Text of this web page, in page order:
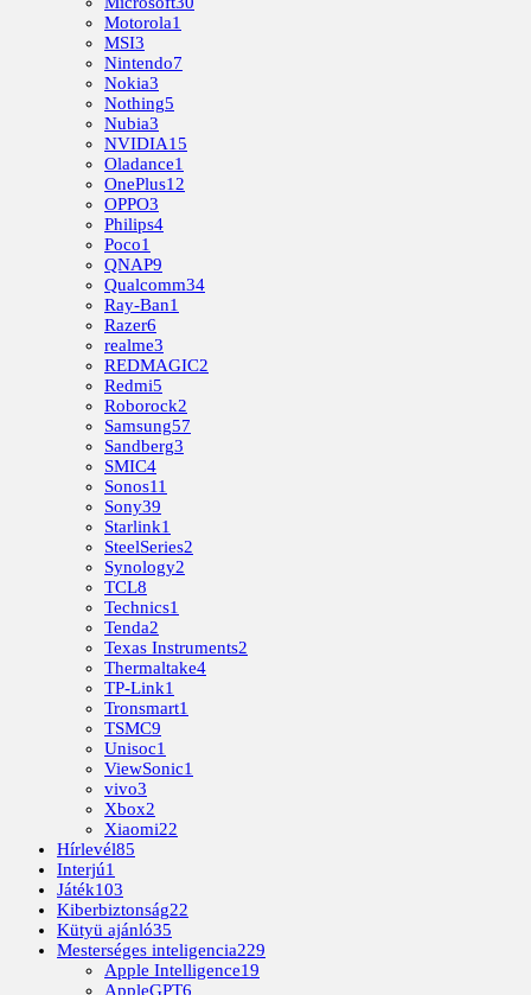
Motorola1
MSI3
Nintendo7
Nokia3
Nothing5
Nubia3
NVIDIA15
Oladance1
OnePlus12
OPPO3
Philips4
Poco1
QNAP9
Qualcomm34
Ray-Ban1
Razer6
realme3
REDMAGIC2
Redmi5
Roborock2
Samsung57
Sandberg3
SMIC4
Sonos11
Sony39
Starlink1
SteelSeries2
Synology2
TCL8
Technics1
Tenda2
Texas Instruments2
Thermaltake4
TP-Link1
Tronsmart1
TSMC9
Unisoc1
ViewSonic1
vivo3
Xbox2
Xiaomi22
Hírlevél85
Interjú1
Játék103
Kiberbiztonság22
Kütyü ajánló35
Mesterséges inteligencia229
Apple Intelligence19
AppleGPT6